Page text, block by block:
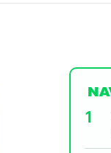
1